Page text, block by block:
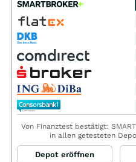
Von Finanztest bestätigt:
in allen getesteten
Depot eröffnen